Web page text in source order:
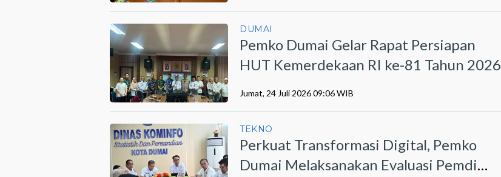
DUMAI
Pemko Dumai Gelar Rapat Persiapan
HUT Kemerdekaan RI ke-81 Tahun 2026
Jumat, 24 Juli 2026 09:06 WIB
TEKNO
Perkuat Transformasi Digital, Pemko
Dumai Melaksanakan Evaluasi Pemdi